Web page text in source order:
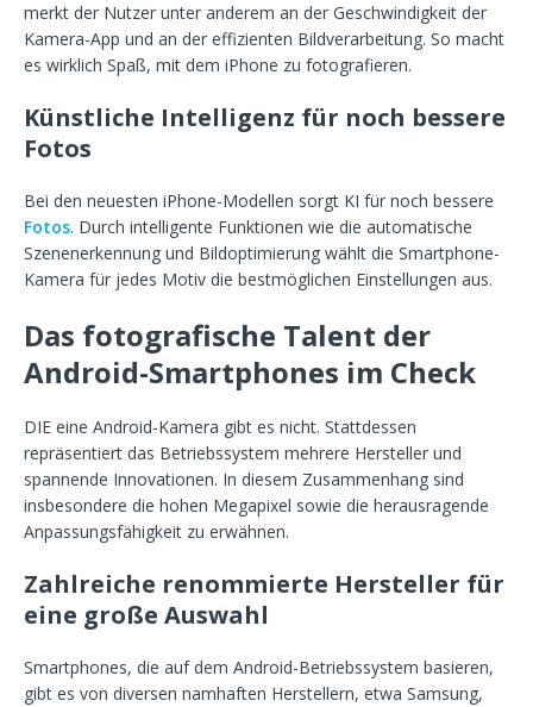
merkt der Nutzer unter anderem an der Geschwindigkeit der
Kamera-App und an der effizienten Bildverarbeitung. So macht
es wirklich Spaß, mit dem iPhone zu fotografieren.
Künstliche Intelligenz für noch bessere
Fotos
Bei den neuesten iPhone-Modellen sorgt KI für noch bessere
Fotos. Durch intelligente Funktionen wie die automatische
Szenenerkennung und Bildoptimierung wählt die Smartphone-
Kamera für jedes Motiv die bestmöglichen Einstellungen aus.
Das fotografische Talent der
Android-Smartphones im Check
DIE eine Android-Kamera gibt es nicht. Stattdessen
repräsentiert das Betriebssystem mehrere Hersteller und
spannende Innovationen. In diesem Zusammenhang sind
insbesondere die hohen Megapixel sowie die herausragende
Anpassungsfähigkeit zu erwähnen.
Zahlreiche renommierte Hersteller für
eine große Auswahl
Smartphones, die auf dem Android-Betriebssystem basieren,
gibt es von diversen namhaften Herstellern, etwa Samsung,